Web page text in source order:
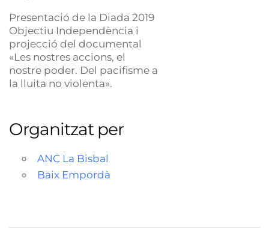
Presentació de la Diada 2019
Objectiu Independència i
projecció del documental
«Les nostres accions, el
nostre poder. Del pacifisme a
la lluita no violenta».
Organitzat per
ANC La Bisbal
Baix Empordà